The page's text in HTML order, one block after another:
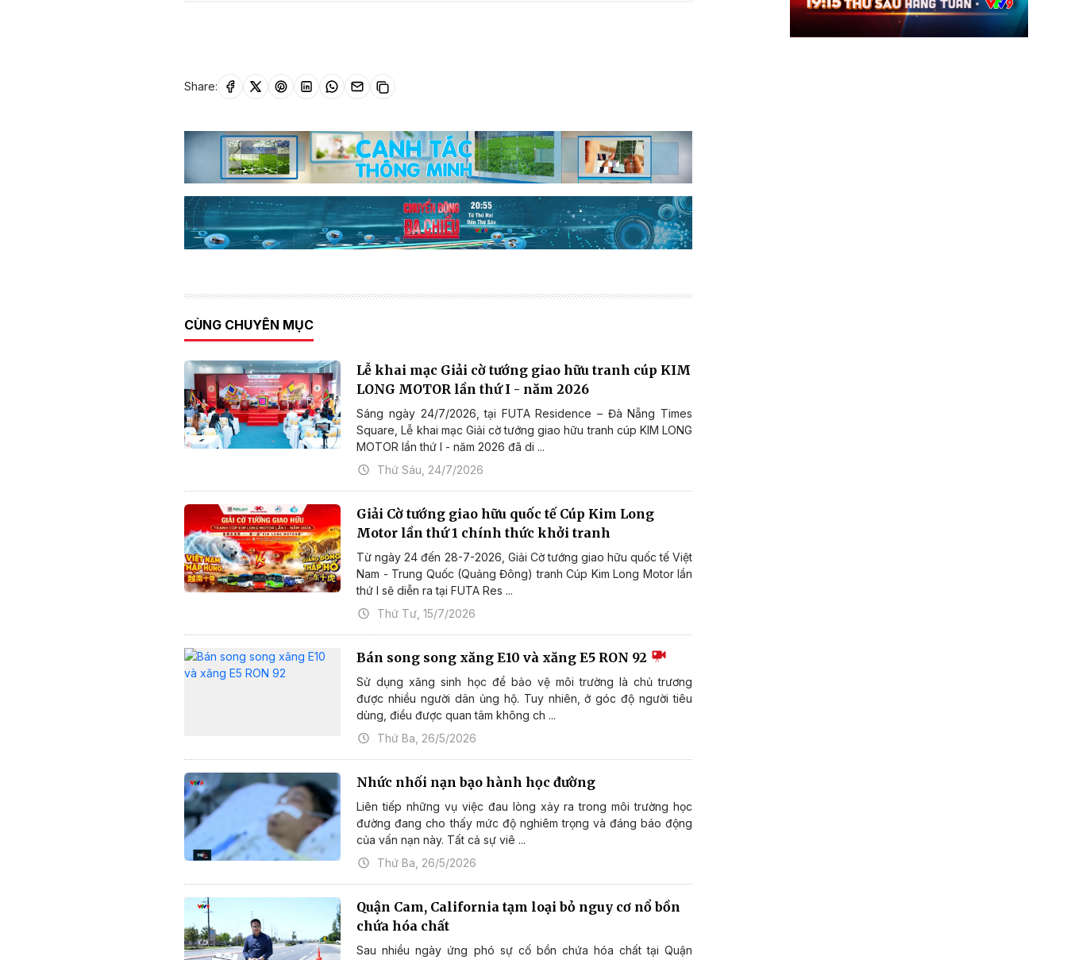
Share:
CÙNG CHUYÊN MỤC
Lễ khai mạc Giải cờ tướng giao hữu tranh cúp KIM
LONG MOTOR lần thứ I - năm 2026
Sáng ngày 24/7/2026, tại FUTA Residence – Đà Nẵng Times
Square, Lễ khai mạc Giải cờ tướng giao hữu tranh cúp KIM LONG
MOTOR lần thứ I - năm 2026 đã di ...
Thứ Sáu, 24/7/2026
Giải Cờ tướng giao hữu quốc tế Cúp Kim Long
Motor lần thứ 1 chính thức khởi tranh
Từ ngày 24 đến 28-7-2026, Giải Cờ tướng giao hữu quốc tế Việt
Nam - Trung Quốc (Quảng Đông) tranh Cúp Kim Long Motor lần
thứ I sẽ diễn ra tại FUTA Res ...
Thứ Tư, 15/7/2026
Bán song song xăng E10 và xăng E5 RON 92
Sử dụng xăng sinh học để bảo vệ môi trường là chủ trương
được nhiều người dân ủng hộ. Tuy nhiên, ở góc độ người tiêu
dùng, điều được quan tâm không ch ...
Thứ Ba, 26/5/2026
Nhức nhối nạn bạo hành học đường
Liên tiếp những vụ việc đau lòng xảy ra trong môi trường học
đường đang cho thấy mức độ nghiêm trọng và đáng báo động
của vấn nạn này. Tất cả sự viê ...
Thứ Ba, 26/5/2026
Quận Cam, California tạm loại bỏ nguy cơ nổ bồn
chứa hóa chất
Sau nhiều ngày ứng phó sự cố bồn chứa hóa chất tại Quận